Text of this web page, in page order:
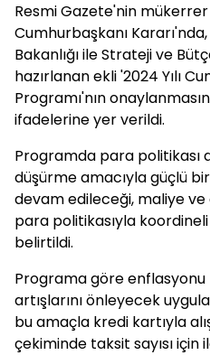
Resmi Gazete'nin mükerrer
Cumhurbaşkanı
Bakanlığı ile Strateji ve
hazırlanan ekli '2024 Yılı
Programı'nın
ifadelerine yer verildi.
Programda para politikası
düşürme amacıyla güçlü
devam edileceği, maliye ve
para politikasıyla
belirtildi.
Programa göre
artışlarını önleyecek
bu amaçla kredi kartıyla
çekiminde taksit sayısı